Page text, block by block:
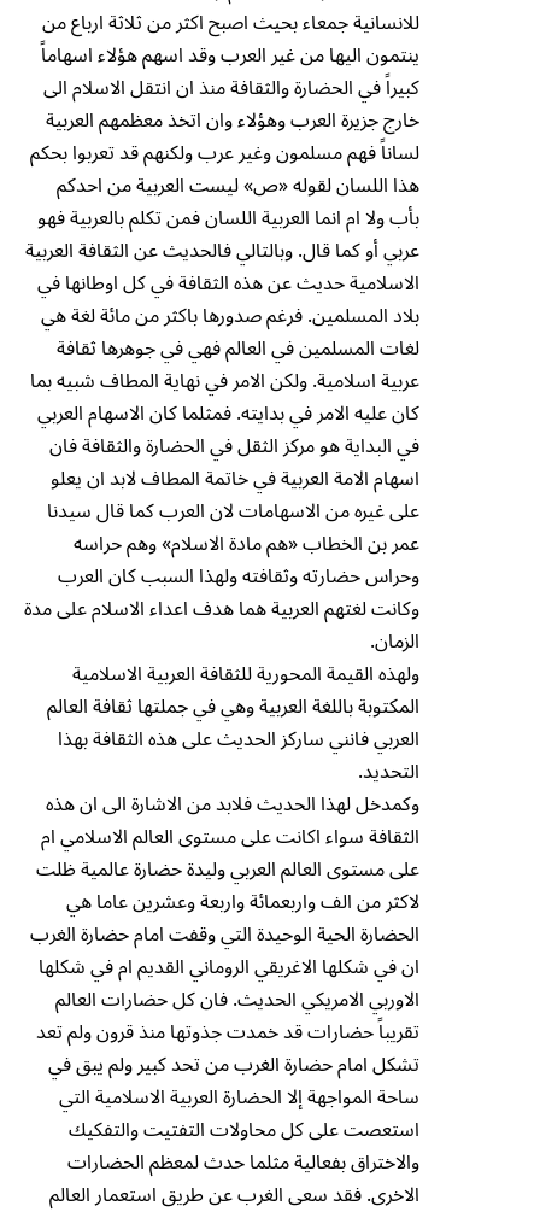
للانسانية جمعاء بحيث اصبح اكثر من ثلاثة ارباع من
ينتمون اليها من غير العرب وقد اسهم هؤلاء اسهاماً
كبيراً في الحضارة والثقافة منذ ان انتقل الاسلام الى
خارج جزيرة العرب وهؤلاء وان اتخذ معظمهم العربية
لساناً فهم مسلمون وغير عرب ولكنهم قد تعربوا بحكم
هذا اللسان لقوله «ص» ليست العربية من احدكم
بأب ولا ام انما العربية اللسان فمن تكلم بالعربية فهو
عربي أو كما قال. وبالتالي فالحديث عن الثقافة العربية
الاسلامية حديث عن هذه الثقافة في كل اوطانها في
بلاد المسلمين. فرغم صدورها باكثر من مائة لغة هي
لغات المسلمين في العالم فهي في جوهرها ثقافة
عربية اسلامية. ولكن الامر في نهاية المطاف شبيه بما
كان عليه الامر في بدايته. فمثلما كان الاسهام العربي
في البداية هو مركز الثقل في الحضارة والثقافة فان
اسهام الامة العربية في خاتمة المطاف لابد ان يعلو
على غيره من الاسهامات لان العرب كما قال سيدنا
عمر بن الخطاب «هم مادة الاسلام» وهم حراسه
وحراس حضارته وثقافته ولهذا السبب كان العرب
وكانت لغتهم العربية هما هدف اعداء الاسلام على مدة
الزمان.
ولهذه القيمة المحورية للثقافة العربية الاسلامية
المكتوبة باللغة العربية وهي في جملتها ثقافة العالم
العربي فانني ساركز الحديث على هذه الثقافة بهذا
التحديد.
وكمدخل لهذا الحديث فلابد من الاشارة الى ان هذه
الثقافة سواء اكانت على مستوى العالم الاسلامي ام
على مستوى العالم العربي وليدة حضارة عالمية ظلت
لاكثر من الف واربعمائة واربعة وعشرين عاما هي
الحضارة الحية الوحيدة التي وقفت امام حضارة الغرب
ان في شكلها الاغريقي الروماني القديم ام في شكلها
الاوربي الامريكي الحديث. فان كل حضارات العالم
تقريباً حضارات قد خمدت جذوتها منذ قرون ولم تعد
تشكل امام حضارة الغرب من تحد كبير ولم يبق في
ساحة المواجهة إلا الحضارة العربية الاسلامية التي
استعصت على كل محاولات التفتيت والتفكيك
والاختراق بفعالية مثلما حدث لمعظم الحضارات
الاخرى. فقد سعى الغرب عن طريق استعمار العالم